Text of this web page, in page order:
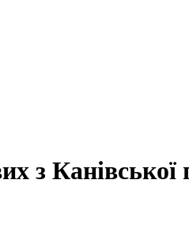
з Канівської